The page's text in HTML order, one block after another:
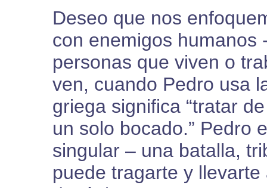
Deseo que nos
con enemigos humanos
personas que viven o
ven, cuando Pedro usa
griega significa “tratar
un solo bocado.” Pedro
singular – una batalla,
puede tragarte y